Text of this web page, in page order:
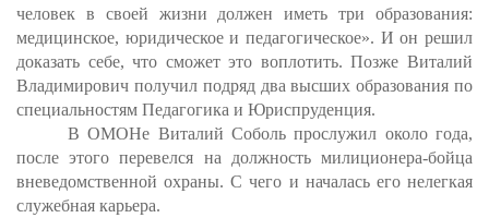
человек в своей жизни должен иметь три образования:
медицинское, юридическое и педагогическое». И он решил
доказать себе, что сможет это воплотить. Позже Виталий
Владимирович получил подряд два высших образования по
специальностям Педагогика и Юриспруденция.
В ОМОНе Виталий Соболь прослужил около года,
после этого перевелся на должность милиционера-бойца
вневедомственной охраны. С чего и началась его нелегкая
служебная карьера.